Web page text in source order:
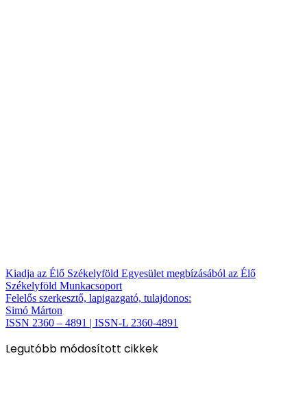
Kiadja az Élő Székelyföld Egyesület megbízásából az Élő
Székelyföld Munkacsoport
Felelős szerkesztő, lapigazgató, tulajdonos:
Simó Márton
ISSN 2360 – 4891 | ISSN-L 2360-4891
Legutóbb módosított cikkek